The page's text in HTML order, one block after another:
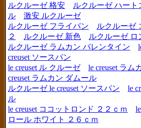
ルクルーゼ 格安 ルクルーゼ ハート
ル
激安 ルクルーゼ
ルクルーゼ フライパン
ルクルーゼ
２
ルクルーゼ 新色
ルクルーゼ ロ
ルクルーゼ ラムカン バレンタイン
creuset ソースパン
le creuset ル クルーゼ
le creuset ラム
creuset ラムカン ダムール
ルクルーゼ le creuset ソースパン
le
ル
le creuset ココットロンド ２２ｃｍ
ロール ホワイト ２６ｃｍ